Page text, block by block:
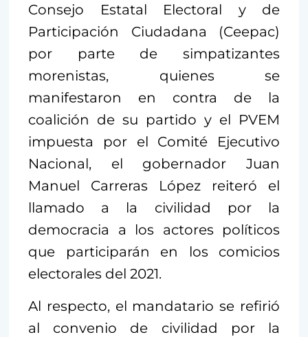
Consejo Estatal Electoral y de
Participación Ciudadana (Ceepac)
por parte de simpatizantes
morenistas, quienes se
manifestaron en contra de la
coalición de su partido y el PVEM
impuesta por el Comité Ejecutivo
Nacional, el gobernador Juan
Manuel Carreras López reiteró el
llamado a la civilidad por la
democracia a los actores políticos
que participarán en los comicios
electorales del 2021.
Al respecto, el mandatario se refirió
al convenio de civilidad por la